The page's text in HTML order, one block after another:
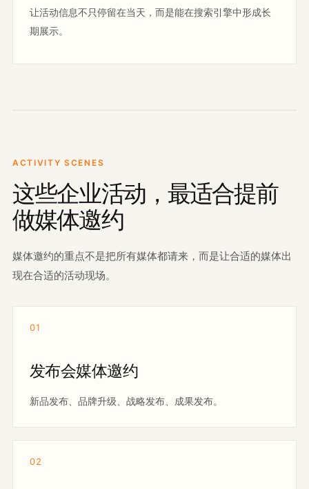
让活动信息不只停留在当天，而是能在搜索引擎中形成长
期展示。
ACTIVITY SCENES
这些企业活动，最适合提前
做媒体邀约
媒体邀约的重点不是把所有媒体都请来，而是让合适的媒体出
现在合适的活动现场。
01
发布会媒体邀约
新品发布、品牌升级、战略发布、成果发布。
02